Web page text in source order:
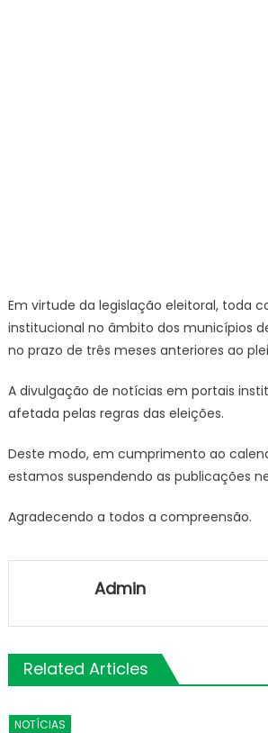
Em virtude da legislação eleitoral, toda
institucional no âmbito dos municípios
no prazo de três meses anteriores ao
A divulgação de notícias em portais
afetada pelas regras das eleições.
Deste modo, em cumprimento ao
estamos suspendendo as publicações
Agradecendo a todos a compreensão.
Admin
Related Articles
NOTÍCIAS